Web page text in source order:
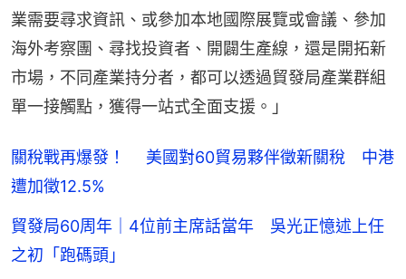
業需要尋求資訊、或參加本地國際展覽或會議、參加
海外考察團、尋找投資者、開闢生產線，還是開拓新
市場，不同產業持分者，都可以透過貿發局產業群組
單一接觸點，獲得一站式全面支援。」
關稅戰再爆發！ 美國對60貿易夥伴徵新關稅 中港
遭加徵12.5%
貿發局60周年｜4位前主席話當年 吳光正憶述上任
之初「跑碼頭」